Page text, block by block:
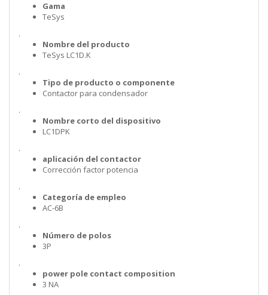
Gama
TeSys
.
Nombre del producto
TeSys LC1D.K
.
Tipo de producto o componente
Contactor para condensador
.
Nombre corto del dispositivo
LC1DPK
.
aplicación del contactor
Corrección factor potencia
.
Categoría de empleo
AC-6B
.
Número de polos
3P
.
power pole contact composition
3 NA